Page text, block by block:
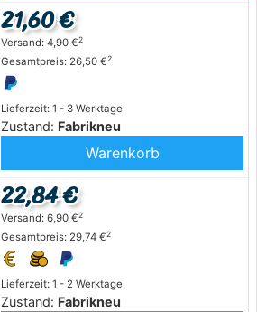
Lieferzeit: 1 - 3 Werktage
Zustand: Fabrikneu
21,60 €
Versand: 4,90 €2
Gesamtpreis: 26,50 €2
Warenkorb
Lieferzeit: 1 - 2 Werktage
Zustand: Fabrikneu
22,84 €
Versand: 6,90 €2
Gesamtpreis: 29,74 €2